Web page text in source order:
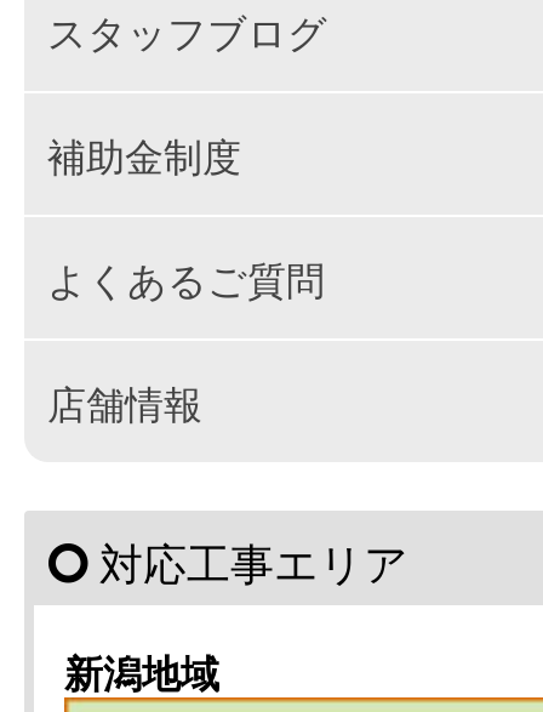
スタッフブログ
補助金制度
よくあるご質問
店舗情報
対応工事エリア
新潟地域